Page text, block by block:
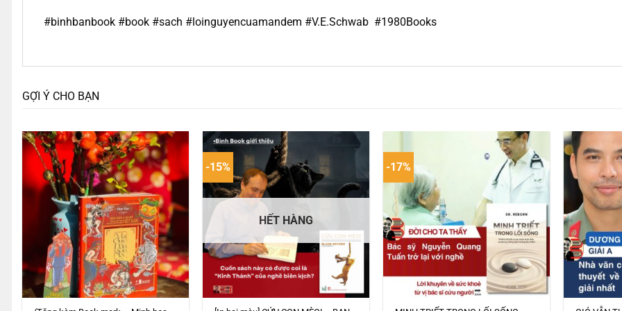
#binhbanbook #book #sach #loinguyencuamandem #V.E.Schwab #1980Books
GỢI Ý CHO BẠN
-15%
HẾT HÀNG
-17%